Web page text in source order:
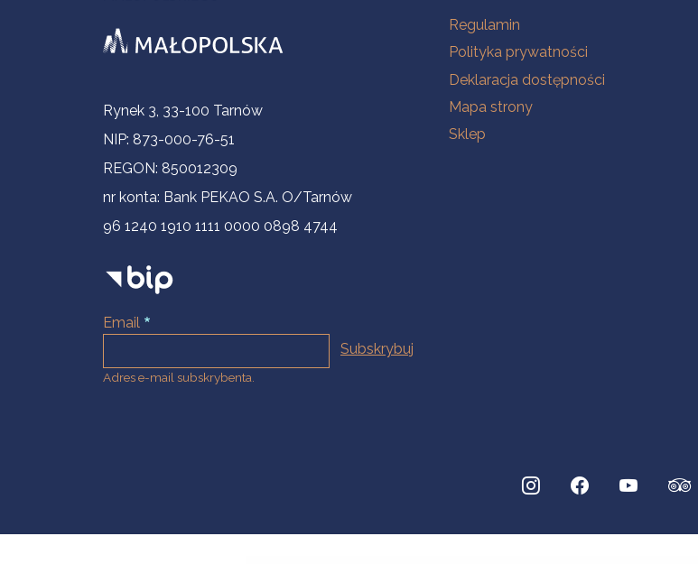
Informacje kontaktowe
Rynek 3, 33-100 Tarnów
NIP: 873-000-76-51
REGON: 850012309
nr konta: Bank PEKAO S.A. O/Tarnów
96 1240 1910 1111 0000 0898 4744
Email
Adres e-mail subskrybenta.
Na skróty
Regulamin
Polityka prywatności
Deklaracja dostępności
Mapa strony
Sklep